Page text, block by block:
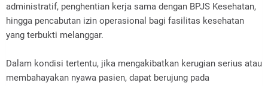
administratif, penghentian kerja sama dengan BPJS Kesehatan,
hingga pencabutan izin operasional bagi fasilitas kesehatan
yang terbukti melanggar.
Dalam kondisi tertentu, jika mengakibatkan kerugian serius atau
membahayakan nyawa pasien, dapat berujung pada